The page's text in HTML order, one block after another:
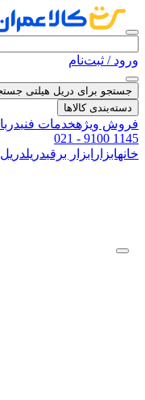
ورود / ثبت‌نام
جستجو برای دریل هیلتی
دسته‌بندی کالاها
فروش ویژهخدمات فنی
021 - 9100 1145
خانهابزار ابزار برقیدریل